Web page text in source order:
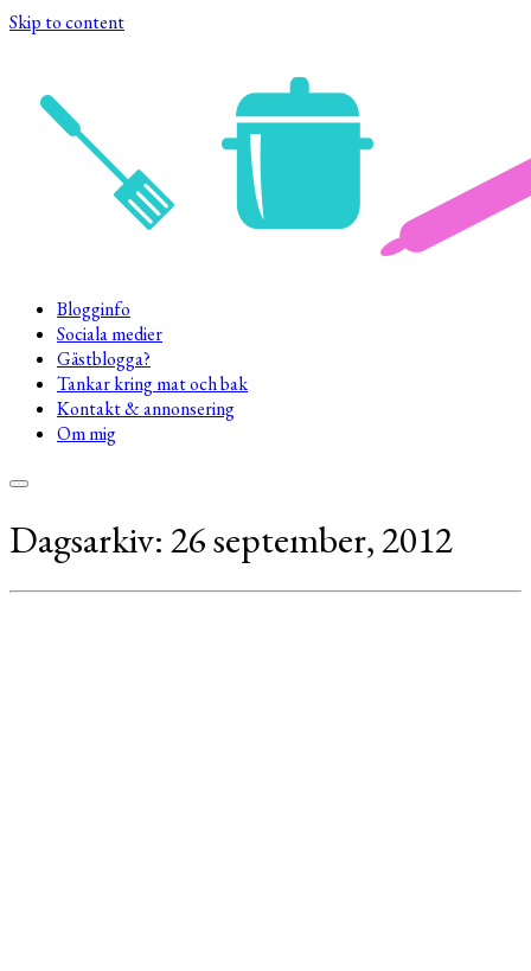
Skip to content
Blogginfo
Sociala medier
Gästblogga?
Tankar kring mat och bak
Kontakt & annonsering
Om mig
Dagsarkiv:26 september, 2012